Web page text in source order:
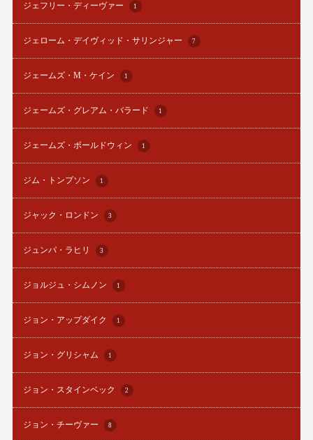
ジェフリー・ディーヴァー 1
ジェローム・デイヴィッド・サリンジャー 7
ジェームズ・M・ケイン 1
ジェームズ・グレアム・バラード 1
ジェームズ・ボールドウィン 1
ジム・トンプソン 1
ジャック・ロンドン 3
ジュンパ・ラヒリ 3
ジョルジュ・シムノン 1
ジョン・アップダイク 1
ジョン・グリシャム 1
ジョン・スタインベック 2
ジョン・チーヴァー 8